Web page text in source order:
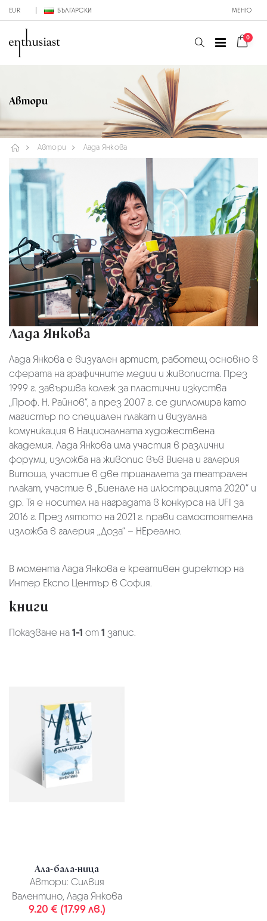
EUR БЪЛГАРСКИ МЕНЮ
0
Автори
Автори Лада Янкова
Лада Янкова
Лада Янкова е визуален артист, работещ основно в
сферата на графичните медии и живописта. През
1999 г. завършва колеж за пластични изкуства
„Проф. Н. Райнов“, а през 2007 г. се дипломира като
магистър по специален плакат и визуална
комуникация в Националната художествена
академия. Лада Янкова има участия в различни
форуми, изложба на живопис във Виена и галерия
Витоша, участие в две трианалета за театрален
плакат, участие в „Биенале на илюстрацията 2020“ и
др. Тя е носител на наградата в конкурса на UFI за
2016 г. През лятото на 2021 г. прави самостоятелна
изложба в галерия „Доза“ – НЕреално.
В момента Лада Янкова е креативен директор на
Интер Експо Център в София.
книги
Показване на1-1 от1 запис.
Ала-бала-ница
Автори: Силвия
Валентино, Лада Янкова
9.20 € (17.99 лв.)